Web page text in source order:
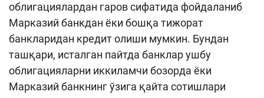
облигациялардан гаров сифатида фойдаланиб
Марказий банкдан ёки бошқа тижорат
банкларидан кредит олиши мумкин. Бундан
ташқари, исталган пайтда банклар ушбу
облигацияларни иккиламчи бозорда ёки
Марказий банкнинг ўзига қайта сотишлари